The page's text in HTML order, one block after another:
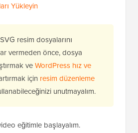
Yükleyin
SVG resim dosyalarını
vermeden önce, dosya
veWordPress hız ve
için resim düzenleme
unutmayalım.
eğitimle başlayalım.